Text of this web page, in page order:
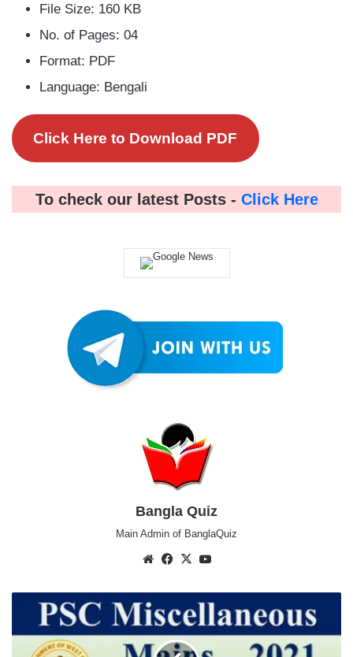
File Size: 160 KB
No. of Pages: 04
Format: PDF
Language: Bengali
Click Here to Download PDF
To check our latest Posts - Click Here
Bangla Quiz
Main Admin of BanglaQuiz
WebsiteFacebook
X
Miscellaneous
Main
Examination